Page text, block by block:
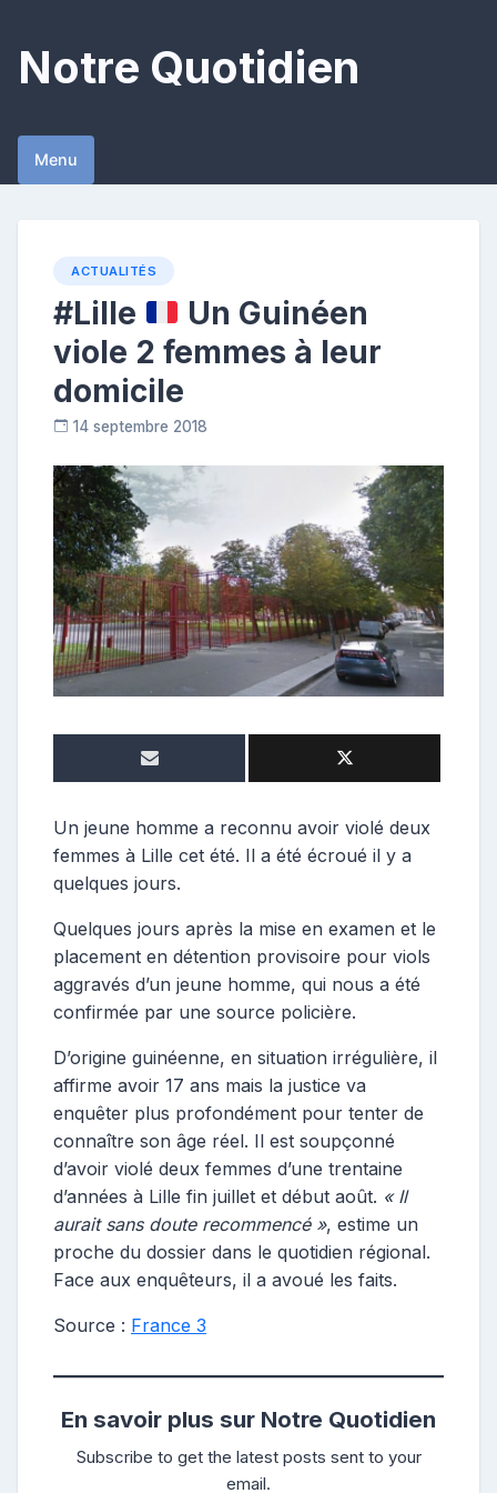
content
Notre Quotidien
Menu
ACTUALITÉS
#Lille
Un Guinéen
viole 2 femmes à leur
domicile
14 septembre 2018
r
i
b
u
t
r
Un jeune homme a reconnu avoir violé deux
femmes à Lille cet été. Il a été écroué il y a
quelques jours.
Quelques jours après la mise en examen et le
placement en détention provisoire pour viols
aggravés d’un jeune homme, qui nous a été
confirmée par une source policière.
D’origine guinéenne, en situation irrégulière, il
affirme avoir 17 ans mais la justice va
enquêter plus profondément pour tenter de
connaître son âge réel. Il est soupçonné
d’avoir violé deux femmes d’une trentaine
d’années à Lille fin juillet et début août. « Il
aurait sans doute recommencé », estime un
proche du dossier dans le quotidien régional.
Face aux enquêteurs, il a avoué les faits.
Source : France 3
En savoir plus sur Notre Quotidien
Subscribe to get the latest posts sent to your
email.